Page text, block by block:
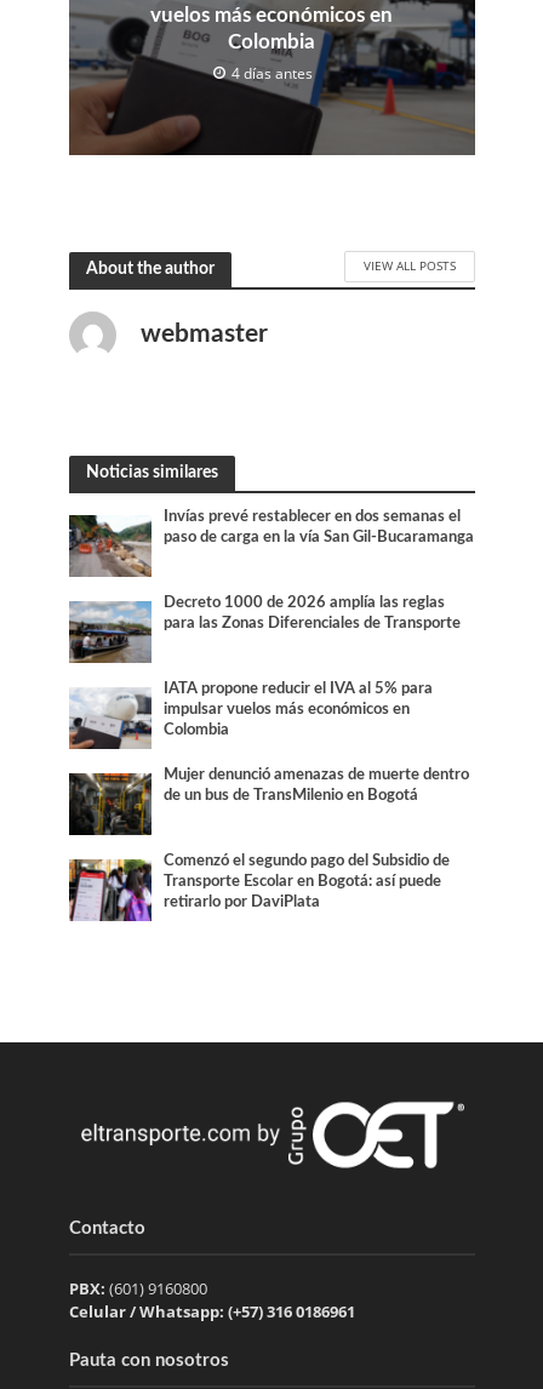
vuelos más económicos en
Colombia
4 días antes
About the author VIEW ALL POSTS
webmaster
Noticias similares
Invías prevé restablecer en dos semanas el
paso de carga en la vía San Gil-Bucaramanga
Decreto 1000 de 2026 amplía las reglas
para las Zonas Diferenciales de Transporte
IATA propone reducir el IVA al 5% para
impulsar vuelos más económicos en
Colombia
Mujer denunció amenazas de muerte dentro
de un bus de TransMilenio en Bogotá
Comenzó el segundo pago del Subsidio de
Transporte Escolar en Bogotá: así puede
retirarlo por DaviPlata
Contacto
PBX: (601) 9160800
Celular / Whatsapp: (+57) 316 0186961
Pauta con nosotros